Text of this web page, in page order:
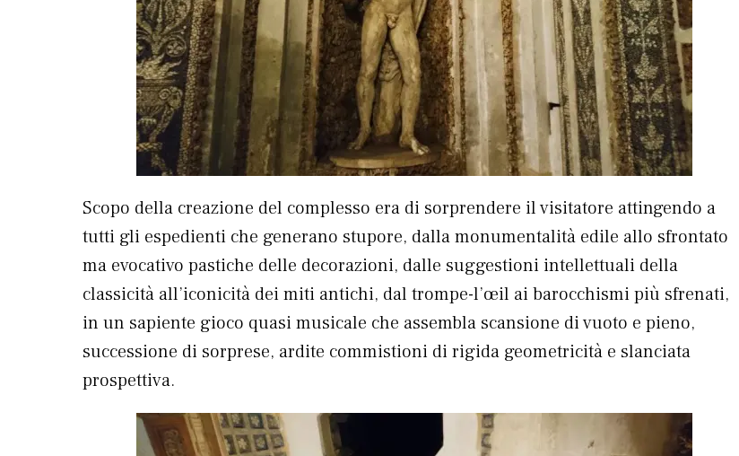
Scopo della creazione del complesso era di sorprendere il visitatore attingendo a
tutti gli espedienti che generano stupore, dalla monumentalità edile allo sfrontato
ma evocativo pastiche delle decorazioni, dalle suggestioni intellettuali della
classicità all’iconicità dei miti antichi, dal trompe-l’œil ai barocchismi più sfrenati,
in un sapiente gioco quasi musicale che assembla scansione di vuoto e pieno,
successione di sorprese, ardite commistioni di rigida geometricità e slanciata
prospettiva.